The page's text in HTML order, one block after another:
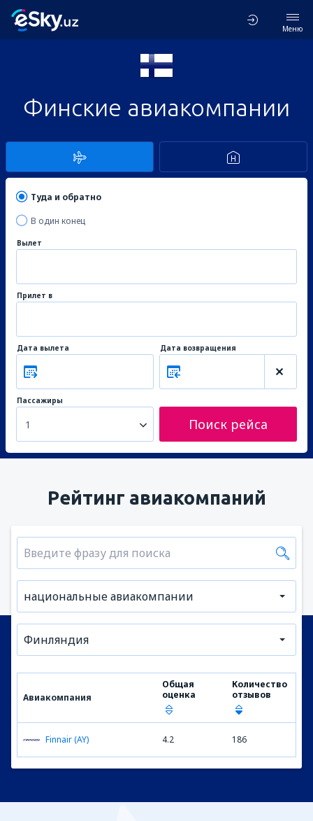
Меню
Финские авиакомпании
Туда и обратно
В один конец
Вылет
Прилет в
Дата вылета Дата возвращения
Пассажиры
1 Поиск рейса
Рейтинг авиакомпаний
национальные авиакомпании
Финляндия
Авиакомпания
Общая
оценка
Количество
отзывов
Finnair (AY) 4.2 186